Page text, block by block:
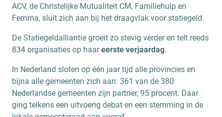
ACV, de Christelijke Mutualiteit CM, Familiehulp en
Femma, sluit zich aan bij het draagvlak voor statiegeld.
De Statiegeldalliantie groeit zo stevig verder en telt reeds
834 organisaties op haareerste verjaardag.
In Nederland sloten op één jaar tijd alle provincies en
bijna alle gemeenten zich aan: 361 van de 380
Nederlandse gemeenten zijn partner, 95 procent. Daar
ging telkens een uitvoerig debat en een stemming in de